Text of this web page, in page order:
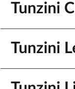
Tunzini
Tunzini